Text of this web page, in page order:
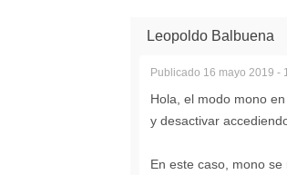
Leopoldo Balbuena
Publicado 16 mayo 2019 -
Hola, el modo mono
y desactivar
En este caso, mono